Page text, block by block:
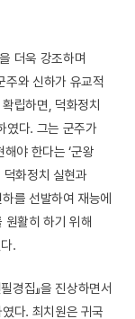
더욱 강조하며
주와 신하가 유교적
립하면, 덕화정치
다. 그는 군주가
야 한다는 ‘군왕
덕화정치 실현과
를 선발하여 재능에
원활히 하기 위해
.
경집』을 진상하면서
다. 최치원은 귀국